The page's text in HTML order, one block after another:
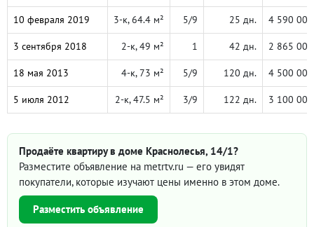
10 февраля 2019 3-к, 64.4 м² 5/9 25 дн. 4 590 000
3 сентября 2018 2-к, 49 м² 1 42 дн. 2 865 000
18 мая 2013 4-к, 73 м² 5/9 120 дн. 4 500 000
5 июля 2012 2-к, 47.5 м² 3/9 122 дн. 3 100 000
Продаёте квартиру в доме Краснолесья, 14/1?
Разместите объявление на metrtv.ru — его увидят
покупатели, которые изучают цены именно в этом доме.
Разместить объявление